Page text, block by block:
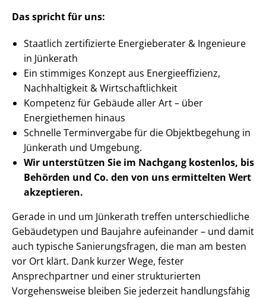
Das spricht für uns:
Staatlich zertifizierte Energieberater & Ingenieure
in Jünkerath
Ein stimmiges Konzept aus En­er­gie­ef­fi­zi­enz,
Nachhaltigkeit & Wirt­schaft­lich­keit
Kompetenz für Gebäude aller Art – über
Energiethemen hinaus
Schnelle Terminvergabe für die Objektbegehung in
Jünkerath und Umgebung.
Wir unterstützen Sie im Nachgang kostenlos, bis
Behörden und Co. den von uns ermittelten Wert
akzeptieren.
Gerade in und um Jünkerath treffen un­ter­schied­li­che
Gebäudetypen und Baujahre aufeinander – und damit
auch typische Sa­nie­rungs­fra­gen, die man am besten
vor Ort klärt. Dank kurzer Wege, fester
Ansprechpartner und einer strukturierten
Vorgehensweise bleiben Sie jederzeit handlungsfähig